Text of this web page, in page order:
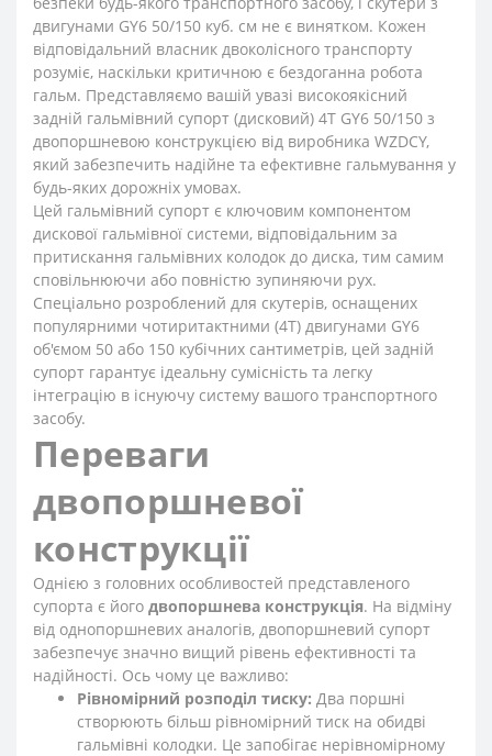
двигунами GY6 50/150 куб. см не є винятком. Кожен
відповідальний власник двоколісного транспорту
розуміє, наскільки критичною є бездоганна робота
гальм. Представляємо вашій увазі високоякісний
задній гальмівний супорт (дисковий) 4T GY6 50/150 з
двопоршневою конструкцією від виробника WZDCY,
який забезпечить надійне та ефективне гальмування у
будь-яких дорожніх умовах.
Цей гальмівний супорт є ключовим компонентом
дискової гальмівної системи, відповідальним за
притискання гальмівних колодок до диска, тим самим
сповільнюючи або повністю зупиняючи рух.
Спеціально розроблений для скутерів, оснащених
популярними чотиритактними (4T) двигунами GY6
об'ємом 50 або 150 кубічних сантиметрів, цей задній
супорт гарантує ідеальну сумісність та легку
інтеграцію в існуючу систему вашого транспортного
засобу.
Переваги
двопоршневої
конструкції
Однією з головних особливостей представленого
супорта є його двопоршнева конструкція. На відміну
від однопоршневих аналогів, двопоршневий супорт
забезпечує значно вищий рівень ефективності та
надійності. Ось чому це важливо:
Рівномірний розподіл тиску: Два поршні
створюють більш рівномірний тиск на обидві
гальмівні колодки. Це запобігає нерівномірному